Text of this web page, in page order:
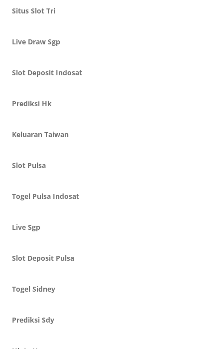
Situs Slot Tri
Live Draw Sgp
Slot Deposit Indosat
Prediksi Hk
Keluaran Taiwan
Slot Pulsa
Togel Pulsa Indosat
Live Sgp
Slot Deposit Pulsa
Togel Sidney
Prediksi Sdy